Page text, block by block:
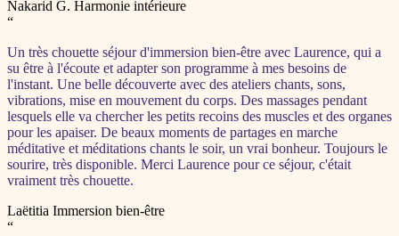
Nakarid G. Harmonie intérieure
“
Un très chouette séjour d'immersion bien-être avec Laurence, qui a
su être à l'écoute et adapter son programme à mes besoins de
l'instant. Une belle découverte avec des ateliers chants, sons,
vibrations, mise en mouvement du corps. Des massages pendant
lesquels elle va chercher les petits recoins des muscles et des organes
pour les apaiser. De beaux moments de partages en marche
méditative et méditations chants le soir, un vrai bonheur. Toujours le
sourire, très disponible. Merci Laurence pour ce séjour, c'était
vraiment très chouette.
Laëtitia Immersion bien-être
“